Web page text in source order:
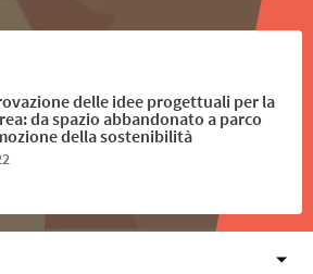
delle idee progettuali per la
da spazio abbandonato a parco
della sostenibilità